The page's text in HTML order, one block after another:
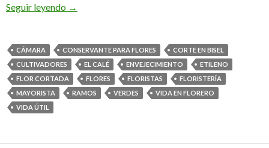
Seguir leyendo Cómo prolongar la vida de la flor cortada
→
CÁMARA CONSERVANTE PARA FLORES
CORTE EN BISEL
CULTIVADORES
EL CALÉ ENVEJECIMIENTO
ETILENO
FLOR CORTADA
FLORES FLORISTAS
FLORISTERÍA
MAYORISTA
RAMOS VERDES
VIDA EN FLORERO
VIDA ÚTIL